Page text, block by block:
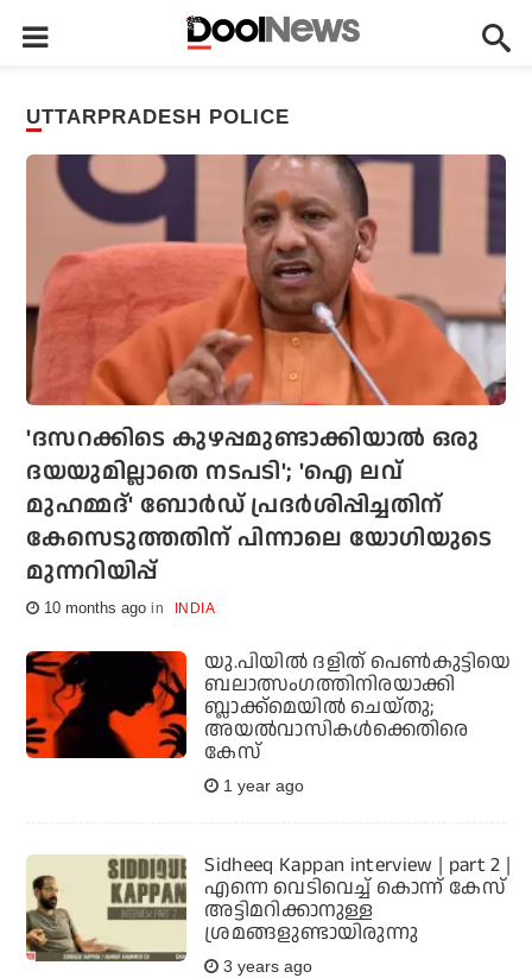
UTTARPRADESH POLICE
'ദസറക്കിടെ കുഴപ്പമുണ്ടാക്കിയാല്‍ ഒരു
ദയയുമില്ലാതെ നടപടി'; 'ഐ ലവ്
മുഹമ്മദ്' ബോര്‍ഡ് പ്രദര്‍ശിപ്പിച്ചതിന്
കേസെടുത്തതിന് പിന്നാലെ യോഗിയുടെ
മുന്നറിയിപ്പ്
10 months ago INDIA
യു.പിയില്‍ ദളിത് പെണ്‍കുട്ടിയെ
ബലാത്സംഗത്തിനിരയാക്കി
ബ്ലാക്ക്‌മെയില്‍ ചെയ്തു;
അയല്‍വാസികള്‍ക്കെതിരെ
കേസ്
1 year ago
Sidheeq Kappan interview | part 2 |
എന്നെ വെടിവെച്ച് കൊന്ന് കേസ്
അട്ടിമറിക്കാനുള്ള
ശ്രമങ്ങളുണ്ടായിരുന്നു
3 years ago